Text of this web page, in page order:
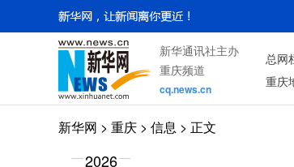
新华通讯社主办
重庆频道
cq.news.cn
总网
重庆
新华网 > 重庆 > 信息 > 正文
2026